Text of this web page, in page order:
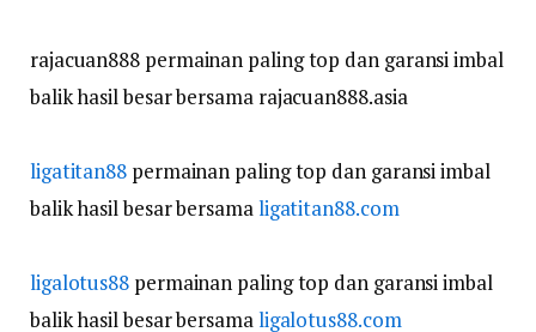
rajacuan888 permainan paling top dan garansi imbal
balik hasil besar bersama rajacuan888.asia
ligatitan88 permainan paling top dan garansi imbal
balik hasil besar bersama ligatitan88.com
ligalotus88 permainan paling top dan garansi imbal
balik hasil besar bersama ligalotus88.com